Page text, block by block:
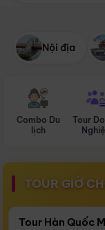
Nội địa
Combo Du
lịch
Tour
TOUR GIỜ
Còn15 ngày
Tour Hàn Quốc